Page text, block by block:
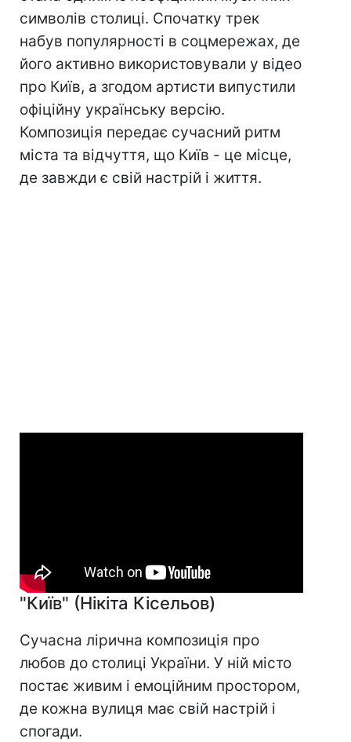
символів столиці. Спочатку трек
набув популярності в соцмережах, де
його активно використовували у відео
про Київ, а згодом артисти випустили
офіційну українську версію.
Композиція передає сучасний ритм
міста та відчуття, що Київ - це місце,
де завжди є свій настрій і життя.
"Київ" (Нікіта Кісельов)
Сучасна лірична композиція про
любов до столиці України. У ній місто
постає живим і емоційним простором,
де кожна вулиця має свій настрій і
спогади.